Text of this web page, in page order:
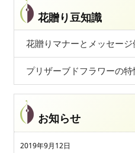
花贈り豆知識
花贈りマナーとメッセージ
プリザーブドフラワーの特
お知らせ
2019年9月12日